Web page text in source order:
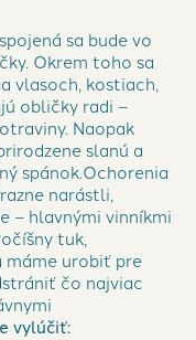
sa bude vo
Okrem toho sa
vlasoch, kostiach,
obličky radi –
Naopak
slanú a
spánok.Ochorenia
narástli,
– hlavnými vinníkmi
tuk,
máme urobiť pre
čo najviac
vylúčiť: